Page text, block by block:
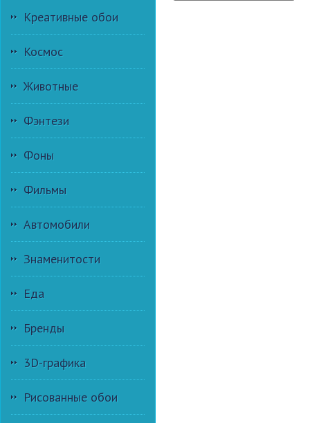
Креативные обои
Космос
Животные
Фэнтези
Фоны
Фильмы
Автомобили
Знаменитости
Еда
Бренды
3D-графика
Рисованные обои